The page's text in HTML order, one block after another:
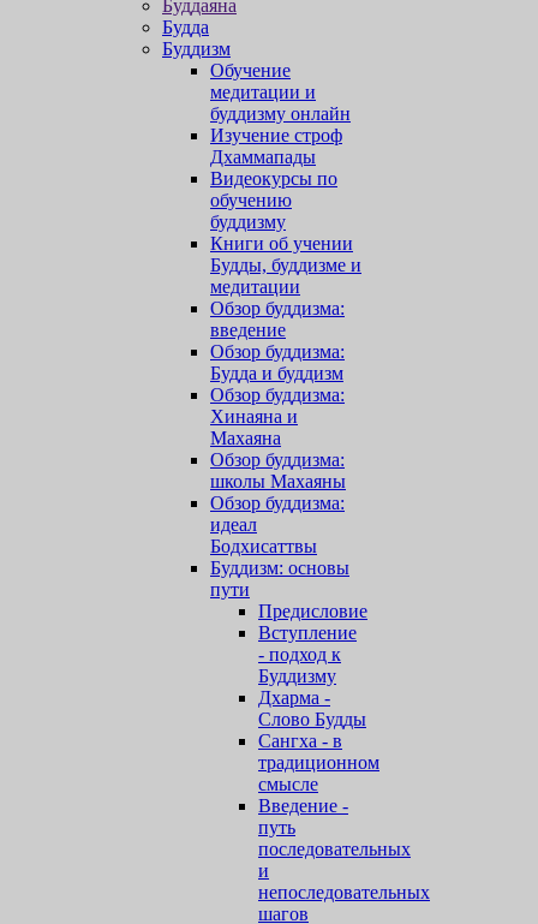
Буддаяна
Будда
Буддизм
Обучение
медитации и
буддизму онлайн
Изучение строф
Дхаммапады
Видеокурсы по
обучению
буддизму
Книги об учении
Будды, буддизме и
медитации
Обзор буддизма:
введение
Обзор буддизма:
Будда и буддизм
Обзор буддизма:
Хинаяна и
Махаяна
Обзор буддизма:
школы Махаяны
Обзор буддизма:
идеал
Бодхисаттвы
Буддизм: основы
пути
Предисловие
Вступление
- подход к
Буддизму
Дхарма -
Слово Будды
Сангха - в
традиционном
смысле
Введение -
путь
последовательных
и
непоследовательных
шагов